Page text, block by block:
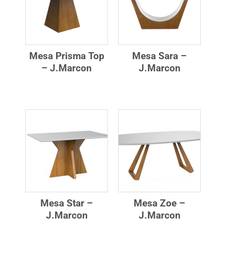
Mesa Prisma Top
– J.Marcon
Mesa Sara –
J.Marcon
Mesa Star –
J.Marcon
Mesa Zoe –
J.Marcon